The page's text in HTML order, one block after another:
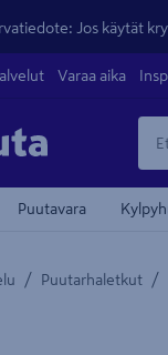
Jos käytät
Varaa aika
Puutavara
/ Puutarhaletkut /
kuvaus löytyy